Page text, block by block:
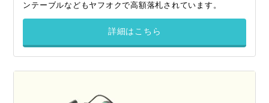
ンテーブルなどもヤフオクで高額落札されています。
詳細はこちら